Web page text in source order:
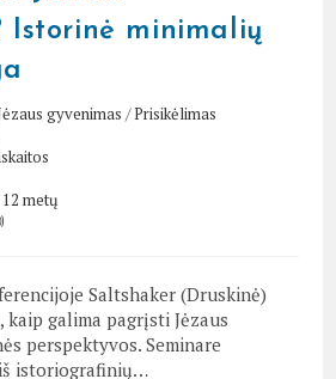
Istorinė minimalių
gyvenimas /Prisikėlimas
metų
Saltshaker (Druskinė)
kaip galima pagrįsti Jėzaus
perspektyvos. Seminare
istoriografinių…